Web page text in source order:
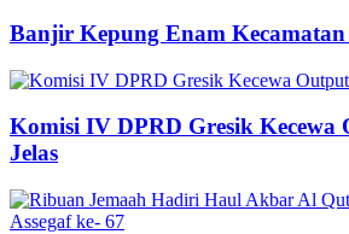
Banjir Kepung Enam
Komisi IV DPRD Gresik
Jelas